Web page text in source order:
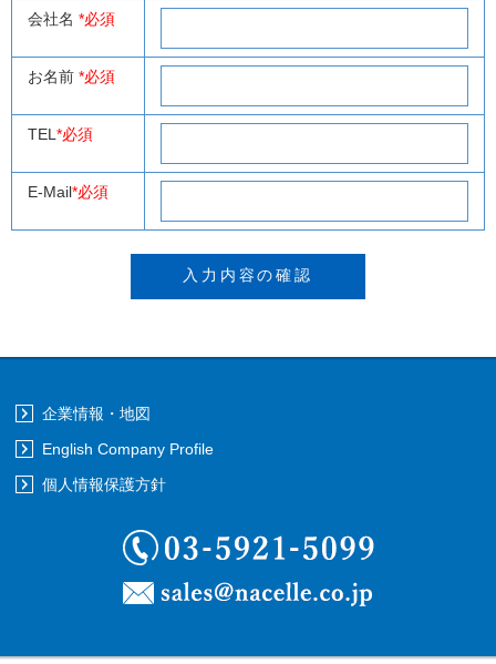
会社名 *必須
お名前 *必須
TEL *必須
E-Mail*必須
企業情報・地図
English Company Profile
個人情報保護方針